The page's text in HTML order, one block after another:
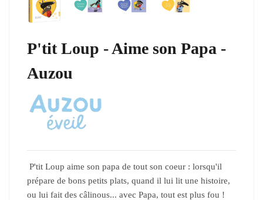
P'tit Loup - Aime son Papa -
Auzou
P'tit Loup aime son papa de tout son coeur : lorsqu'il
prépare de bons petits plats, quand il lui lit une histoire,
ou lui fait des câlinous... avec Papa, tout est plus fou !